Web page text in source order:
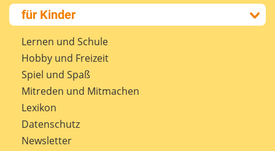
Über uns
Presse
Kontakt
Impressum
Internet-ABC Sitemap
Barrierefreiheit
Länderprojekte
für Kinder
Lernen und Schule
Hobby und Freizeit
Spiel und Spaß
Mitreden und Mitmachen
Lexikon
Datenschutz
Newsletter